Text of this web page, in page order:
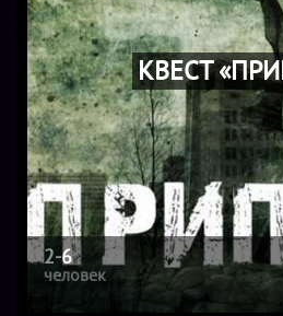
КВЕСТ
2-6
человек